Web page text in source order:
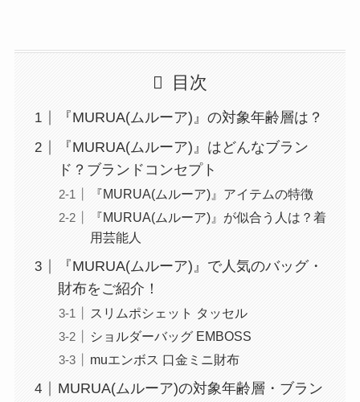
目次
『MURUA(ムルーア)』の対象年齢層は？
『MURUA(ムルーア)』はどんなブラン
ド？ブランドコンセプト
『MURUA(ムルーア)』アイテムの特徴
『MURUA(ムルーア)』が似合う人は？着
用芸能人
『MURUA(ムルーア)』で人気のバッグ・
財布をご紹介！
スリムポシェット タッセル
ショルダーバッグ EMBOSS
muエンボス 口金ミニ財布
MURUA(ムルーア)の対象年齢層・ブラン